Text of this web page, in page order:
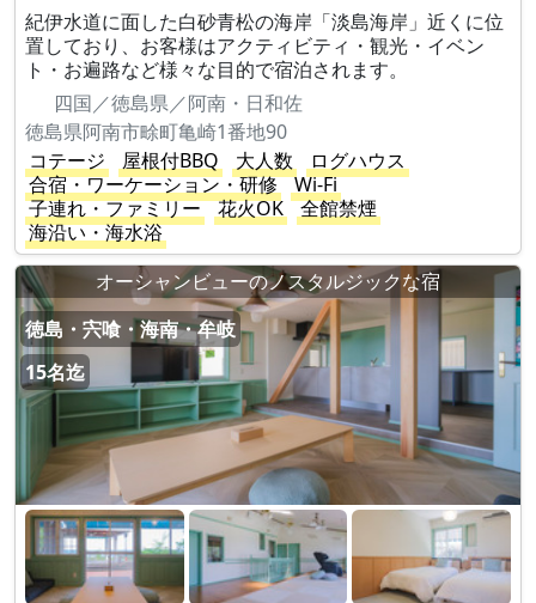
紀伊水道に面した白砂青松の海岸「淡島海岸」近くに位
置しており、お客様はアクティビティ・観光・イベン
ト・お遍路など様々な目的で宿泊されます。
四国／徳島県／阿南・日和佐
徳島県阿南市畭町亀崎1番地90
コテージ
屋根付BBQ 大人数
ログハウス
合宿・ワーケーション・研修
Wi-Fi
子連れ・ファミリー
花火OK
全館禁煙
海沿い・海水浴
オーシャンビューのノスタルジックな宿
徳島・宍喰・海南・牟岐
15名迄